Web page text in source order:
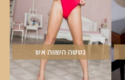
נטשה השווה אש